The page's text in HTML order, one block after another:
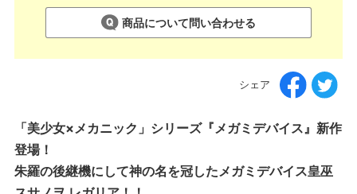
商品について問い合わせる
シェア
「美少女×メカニック」シリーズ『メガミデバイス』新作
登場！
朱羅の後継機にして神の名を冠したメガミデバイス皇巫